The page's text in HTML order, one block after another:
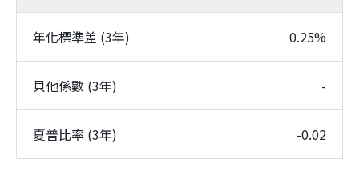
年化標準差 (3年) 0.25%
貝他係數 (3年) -
夏普比率 (3年) -0.02